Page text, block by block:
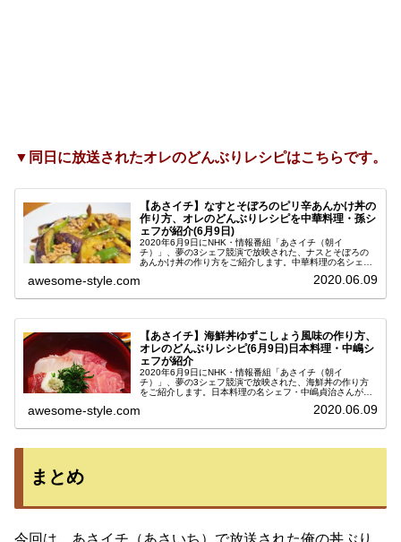
▼同日に放送されたオレのどんぶりレシピはこちらです。
【あさイチ】なすとそぼろのピリ辛あんかけ丼の
作り方、オレのどんぶりレシピを中華料理・孫シ
ェフが紹介(6月9日)
2020年6月9日にNHK・情報番組「あさイチ（朝イ
チ）」、夢の3シェフ競演で放映された、ナスとそぼろの
あんかけ丼の作り方をご紹介します。中華料理の名シェ
awesome-style.com 2020.06.09
【あさイチ】海鮮丼ゆずこしょう風味の作り方、
オレのどんぶりレシピ(6月9日)日本料理・中嶋シ
ェフが紹介
2020年6月9日にNHK・情報番組「あさイチ（朝イ
チ）」、夢の3シェフ競演で放映された、海鮮丼の作り方
をご紹介します。日本料理の名シェフ・中嶋貞治さんが教
awesome-style.com 2020.06.09
まとめ
今回は、あさイチ（あさいち）で放送された俺の丼ぶり